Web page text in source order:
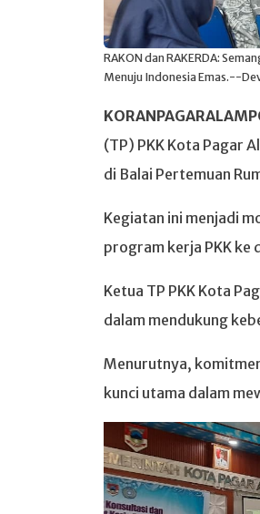
RAKON dan RAKERDA:
Menuju Indonesia Emas.--
(TP) PKK Kota Pagar
di Balai Pertemuan
Kegiatan ini menjadi
program kerja PKK ke
Ketua TP PKK Kota
dalam mendukung
Menurutnya,
kunci utama dalam